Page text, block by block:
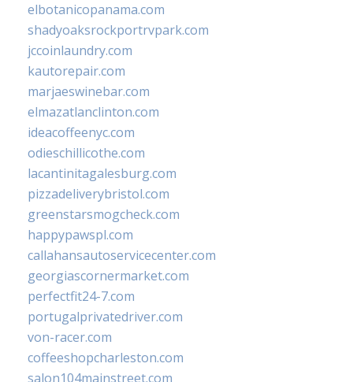
elbotanicopanama.com
shadyoaksrockportrvpark.com
jccoinlaundry.com
kautorepair.com
marjaeswinebar.com
elmazatlanclinton.com
ideacoffeenyc.com
odieschillicothe.com
lacantinitagalesburg.com
pizzadeliverybristol.com
greenstarsmogcheck.com
happypawspl.com
callahansautoservicecenter.com
georgiascornermarket.com
perfectfit24-7.com
portugalprivatedriver.com
von-racer.com
coffeeshopcharleston.com
salon104mainstreet.com